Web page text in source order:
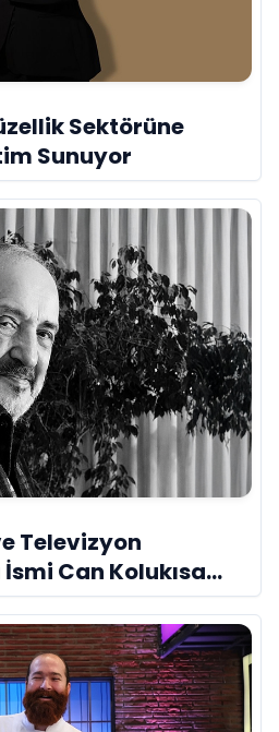
Sektörüne
Sunuyor
Televizyon
İsmi Can Kolukısa